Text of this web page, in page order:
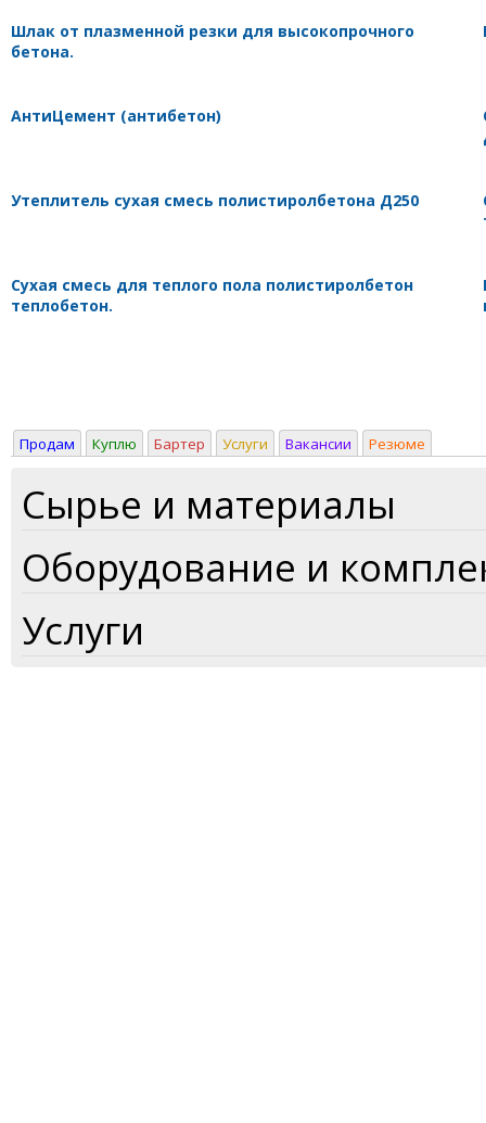
Шлак от плазменной резки для высокопрочного
бетона.
АнтиЦемент (антибетон)
Утеплитель сухая смесь полистиролбетона Д250
Cухая смесь для теплого пола полистиролбетон
теплобетон.
Продам Куплю Бартер Услуги Вакансии Резюме
Сырье и материалы
Оборудование и
Услуги